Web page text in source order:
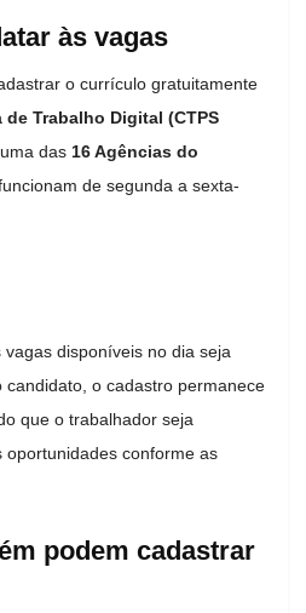
às vagas
o currículo gratuitamente
de Trabalho Digital (CTPS
das 16 Agências do
funcionam de segunda a sexta-
disponíveis no dia seja
o cadastro permanece
que o trabalhador seja
conforme as
podem cadastrar